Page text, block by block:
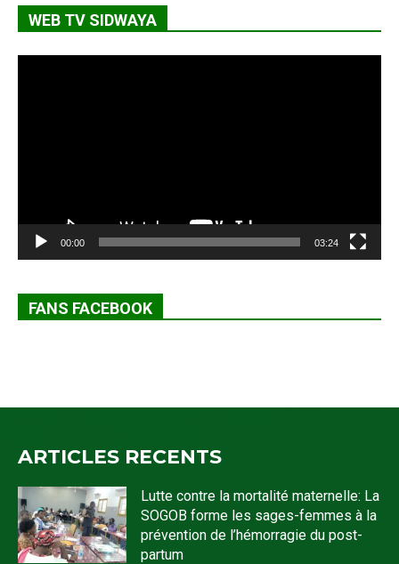
WEB TV SIDWAYA
00:00 03:24
FANS FACEBOOK
ARTICLES RECENTS
Lutte contre la mortalité maternelle: La
SOGOB forme les sages-femmes à la
prévention de l’hémorragie du post-
partum